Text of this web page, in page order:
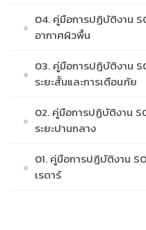
04. คู่มือการปฏิบัติงาน
อากาศผิวพื้น
03. คู่มือการปฏิบัติงาน
ระยะสั้นและการเตือนภัย
02. คู่มือการปฏิบัติงาน
ระยะปานกลาง
01. คู่มือการปฏิบัติงาน
เรดาร์